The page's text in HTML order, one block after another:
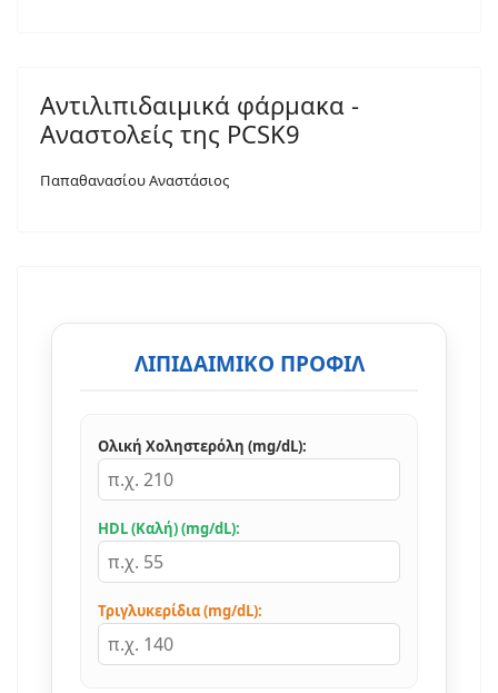
Αντιλιπιδαιμικά φάρμακα -
Αναστολείς της PCSK9
Παπαθανασίου Αναστάσιος
ΛΙΠΙΔΑΙΜΙΚΌ ΠΡΟΦΊΛ
Ολική Χοληστερόλη (mg/dL):
HDL (Καλή) (mg/dL):
Τριγλυκερίδια (mg/dL):